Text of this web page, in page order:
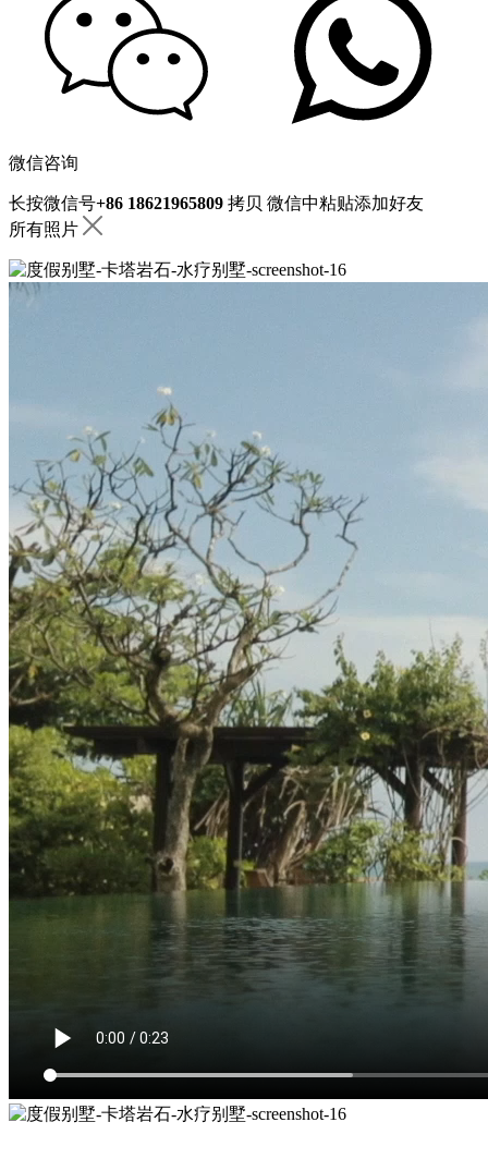
微信咨询
长按微信号+86 18621965809 拷贝 微信中粘贴添加好友
所有照片